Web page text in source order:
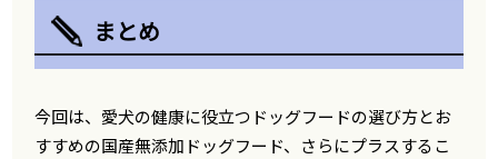
まとめ
今回は、愛犬の健康に役立つドッグフードの選び方とお
すすめの国産無添加ドッグフード、さらにプラスするこ